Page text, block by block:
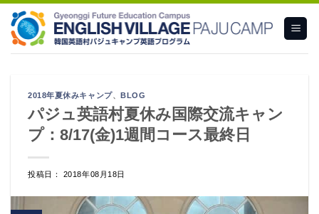
content
2018年夏休みキャンプ、BLOG
パジュ英語村夏休み国際交流キャン
プ：8/17(金)1週間コース最終日
投稿日： 2018年08月18日